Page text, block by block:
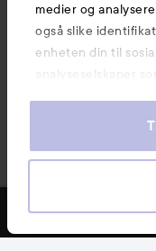
medier og
også slike
enheten din til
analyseselskaper
informasjon som
våre cookies ved å
informasjon om
FILTRE
E-handel av Avensia